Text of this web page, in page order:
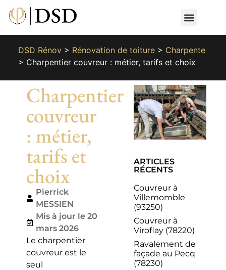
DSD Rénov> Rénovation de toiture> Charpente
> Charpentier couvreur : métier, tarifs et choix
Charpentier
couvreur
: métier,
tarifs et
choix
Pierrick
MESSIEN
Mis à jour le 20
mars 2026
Le charpentier
couvreur est le
seul
ARTICLES
RÉCENTS
Couvreur à
Villemomble
(93250)
Couvreur à
Viroflay (78220)
Ravalement de
façade au Pecq
(78230)